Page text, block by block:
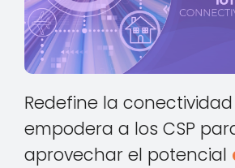
Redefine la
empodera a los CSP
aprovechar el potencial